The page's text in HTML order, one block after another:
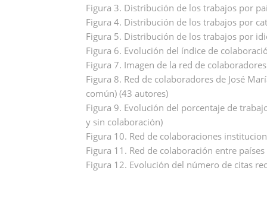
Figura 3. Distribución de los trabajos por
Figura 4. Distribución de los trabajos por
Figura 5. Distribución de los trabajos por
Figura 6. Evolución del índice de
Figura 7. Imagen de la red de
Figura 8. Red de colaboradores de José
común) (43 autores)
Figura 9. Evolución del porcentaje de
y sin colaboración)
Figura 10. Red de colaboraciones
Figura 11. Red de colaboración entre países
Figura 12. Evolución del número de citas